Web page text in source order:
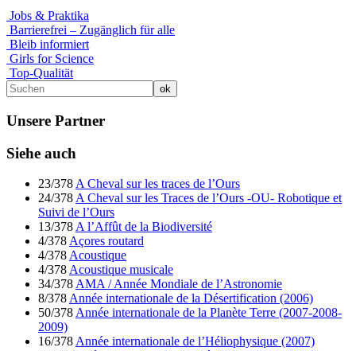
Jobs & Praktika
Barrierefrei – Zugänglich für alle
Bleib informiert
Girls for Science
Top-Qualität
Unsere Partner
Siehe auch
23/378A Cheval sur les traces de l’Ours
24/378A Cheval sur les Traces de l’Ours -OU- Robotique et
Suivi de l’Ours
13/378A l’Affût de la Biodiversité
4/378Açores routard
4/378Acoustique
4/378Acoustique musicale
34/378AMA / Année Mondiale de l’Astronomie
8/378Année internationale de la Désertification (2006)
50/378Année internationale de la Planète Terre (2007-2008-
2009)
16/378Année internationale de l’Héliophysique (2007)